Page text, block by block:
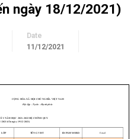
ngày 18/12/2021)
Date
11/12/2021